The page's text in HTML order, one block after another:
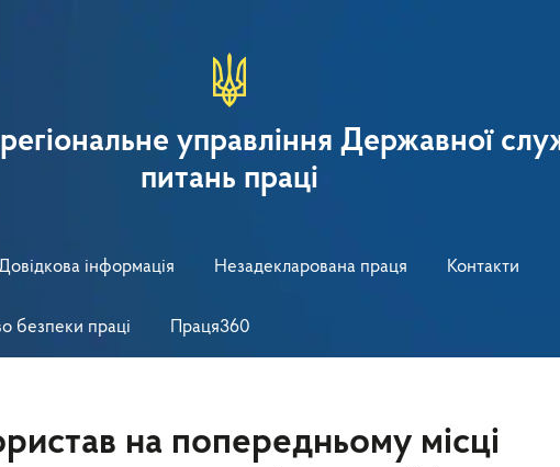
управління Державної
питань праці
інформація Незадекларована праця Контакти
безпеки праці Праця360
на попередньому місці